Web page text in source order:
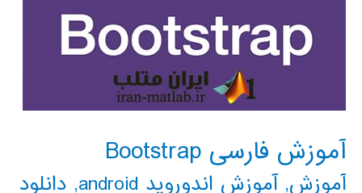
آموزش فارسی Bootstrap
آموزش,آموزش اندوروید android , دانلود